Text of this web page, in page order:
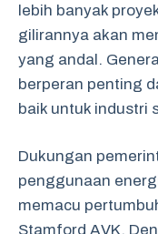
lebih banyak
gilirannya akan
yang andal.
berperan penting
baik untuk industri
Dukungan
penggunaan
memacu
Stamford AVK.